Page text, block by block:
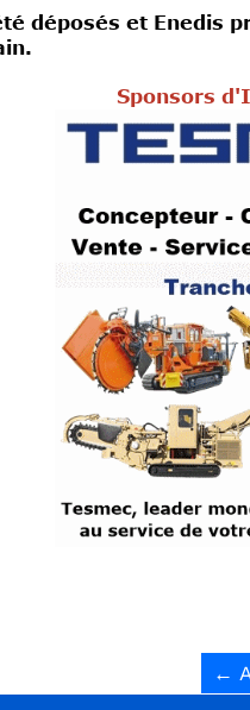
déposés et Enedis
Sponsors
←